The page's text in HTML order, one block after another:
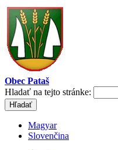
Obec Pataš
Hladať na tejto stránke:
Magyar
Slovenčina